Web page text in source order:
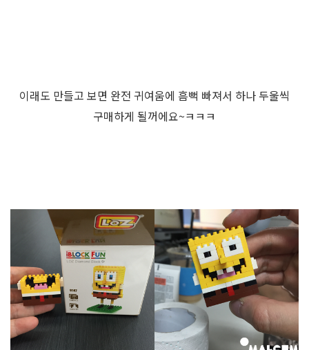
이래도 만들고 보면 완전 귀여움에 흠뻑 빠져서 하나 두울씩
구매하게 될꺼에요~ㅋㅋㅋ